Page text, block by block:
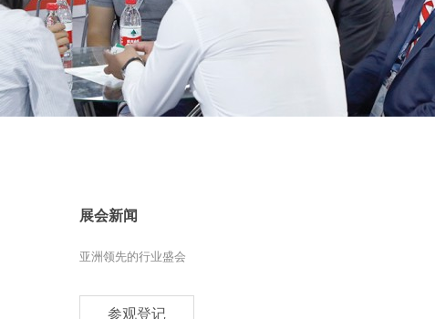
展会新闻
亚洲领先的行业盛会
参观登记